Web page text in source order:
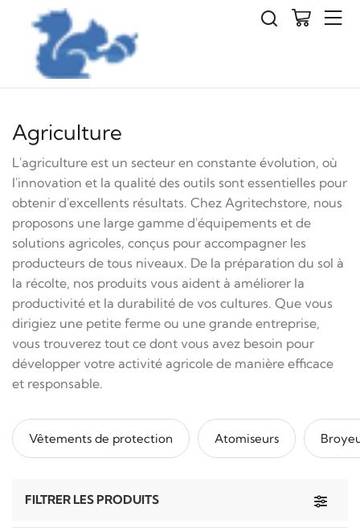
Agriculture
L'agriculture est un secteur en constante évolution, où
l'innovation et la qualité des outils sont essentielles pour
obtenir d'excellents résultats. Chez Agritechstore, nous
proposons une large gamme d'équipements et de
solutions agricoles, conçus pour accompagner les
producteurs de tous niveaux. De la préparation du sol à
la récolte, nos produits vous aident à améliorer la
productivité et la durabilité de vos cultures. Que vous
dirigiez une petite ferme ou une grande entreprise,
vous trouverez tout ce dont vous avez besoin pour
développer votre activité agricole de manière efficace
et responsable.
Vêtements de protection Atomiseurs
Toggle
FILTRER LES PRODUITS